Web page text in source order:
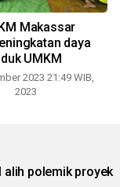
Makassar
daya
UMKM
2023 21:49 WIB,
2023
alih polemik proyek